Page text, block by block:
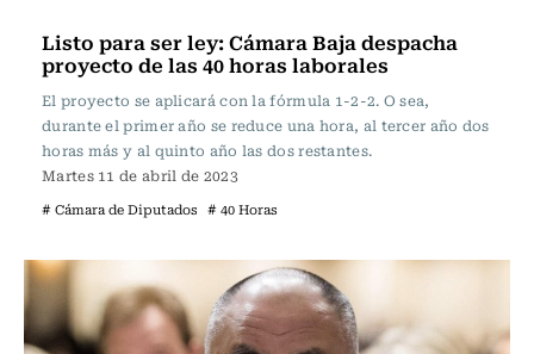
Listo para ser ley: Cámara Baja despacha
proyecto de las 40 horas laborales
El proyecto se aplicará con la fórmula 1-2-2. O sea,
durante el primer año se reduce una hora, al tercer año dos
horas más y al quinto año las dos restantes.
Martes 11 de abril de 2023
# Cámara de Diputados # 40 Horas